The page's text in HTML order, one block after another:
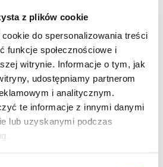
z plików cookie
do spersonalizowania treści
funkcje społecznościowe i
witrynie. Informacje o tym, jak
udostępniamy partnerom
i analitycznym.
te informacje z innymi danymi
lub uzyskanymi podczas